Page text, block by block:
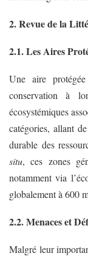
2. Revue de la
2.1. Les Aires
Une aire
conservation à
écosystémiques
catégories, allant
durable des
situ, ces zones
notamment via
globalement à 600
2.2. Menaces et
Malgré leur